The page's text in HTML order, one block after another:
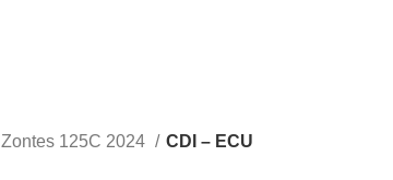
Zontes 125C 2024 CDI – ECU